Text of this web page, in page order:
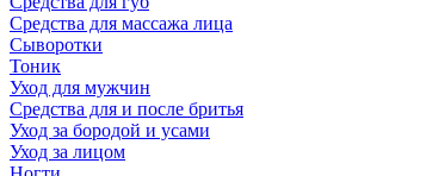
Средства для массажа лица
Сыворотки
Тоник
Уход для мужчин
Средства для и после бритья
Уход за бородой и усами
Уход за лицом